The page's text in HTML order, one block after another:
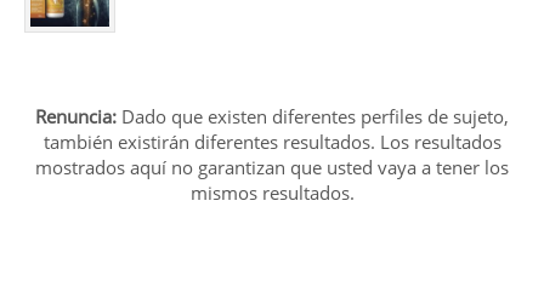
Renuncia: Dado que existen diferentes perfiles de sujeto,
también existirán diferentes resultados. Los resultados
mostrados aquí no garantizan que usted vaya a tener los
mismos resultados.